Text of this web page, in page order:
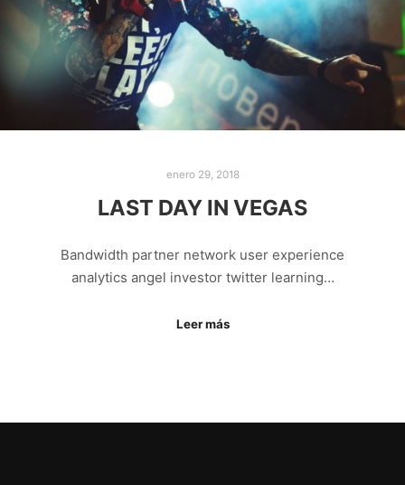
enero 29, 2018
LAST DAY IN VEGAS
Bandwidth partner network user experience
analytics angel investor twitter learning…
Leer más